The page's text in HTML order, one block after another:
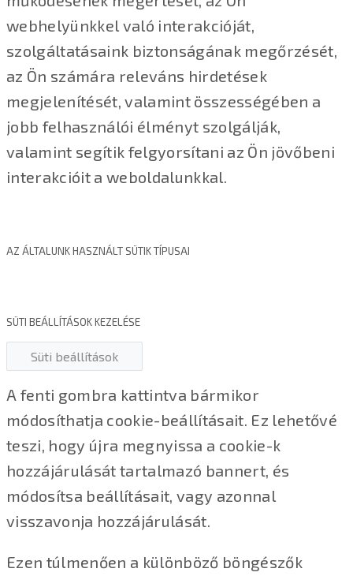
webhelyünkkel való interakcióját,
szolgáltatásaink biztonságának megőrzését,
az Ön számára releváns hirdetések
megjelenítését, valamint összességében a
jobb felhasználói élményt szolgálják,
valamint segítik felgyorsítani az Ön jövőbeni
interakcióit a weboldalunkkal.
AZ ÁLTALUNK HASZNÁLT SÜTIK TÍPUSAI
SÜTI BEÁLLÍTÁSOK KEZELÉSE
Süti beállítások
A fenti gombra kattintva bármikor
módosíthatja cookie-beállításait. Ez lehetővé
teszi, hogy újra megnyissa a cookie-k
hozzájárulását tartalmazó bannert, és
módosítsa beállításait, vagy azonnal
visszavonja hozzájárulását.
Ezen túlmenően a különböző böngészők